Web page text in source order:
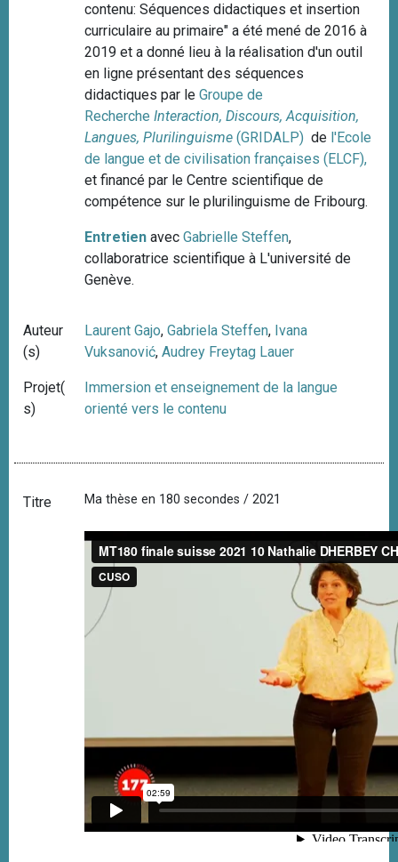
contenu: Séquences didactiques et insertion
curriculaire au primaire" a été mené de 2016 à
2019 et a donné lieu à la réalisation d'un outil
en ligne présentant des séquences
didactiques par leGroupe de
RechercheInteraction, Discours, Acquisition,
Langues, Plurilinguisme (GRIDALP) de l'Ecole
de langue et de civilisation françaises (ELCF),
et financé par leCentre scientifique de
compétence sur le plurilinguisme de Fribourg.
Entretien avecGabrielle Steffen,
collaboratrice scientifique à L'université de
Genève.
Auteur
(s)
Laurent Gajo,Gabriela Steffen, Ivana
Vuksanović,Audrey Freytag Lauer
Projet(
s)
Immersion et enseignement de la langue
orienté vers le contenu
Titre Ma thèse en 180 secondes / 2021